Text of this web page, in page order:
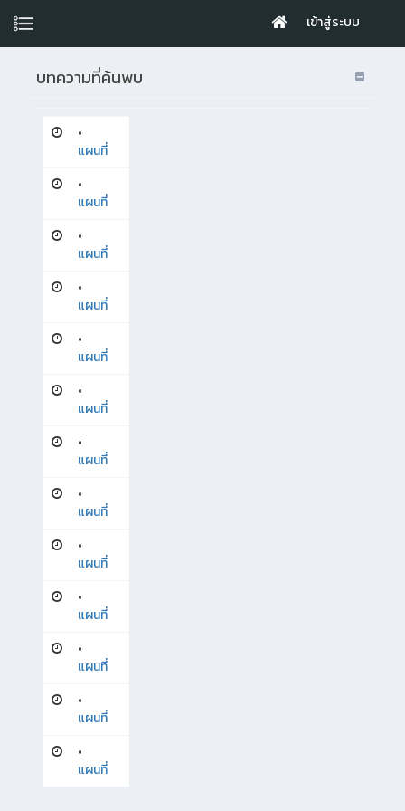
เข้าสู่ระบบ
บทความที่ค้นพบ
•
แผนที่
•
แผนที่
•
แผนที่
•
แผนที่
•
แผนที่
•
แผนที่
•
แผนที่
•
แผนที่
•
แผนที่
•
แผนที่
•
แผนที่
•
แผนที่
•
แผนที่